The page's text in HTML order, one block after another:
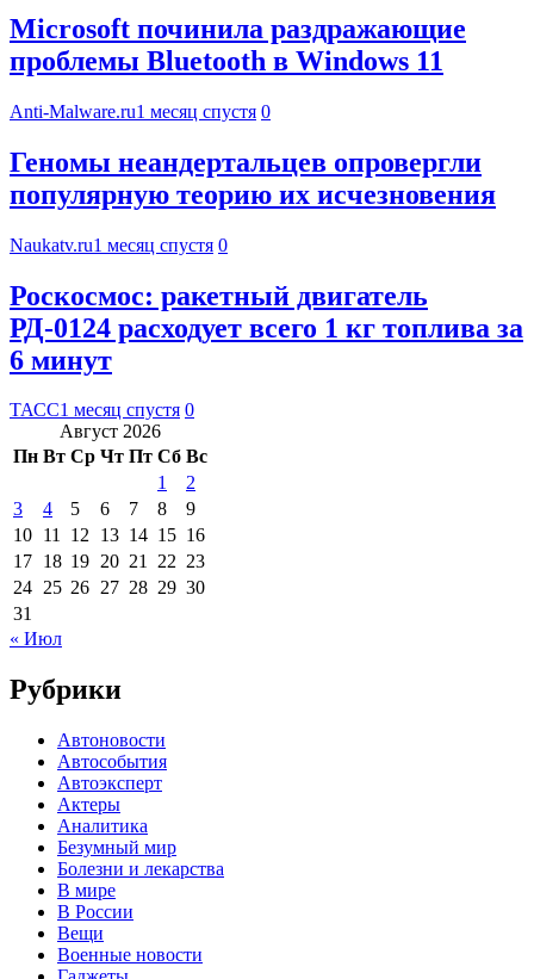
Microsoft починила раздражающие
проблемы Bluetooth в Windows 11
Anti-Malware.ru1 месяц спустя 0
Геномы неандертальцев опровергли
популярную теорию их исчезновения
Naukatv.ru1 месяц спустя 0
Роскосмос: ракетный двигатель
РД-0124 расходует всего 1 кг топлива за
6 минут
ТАСС1 месяц спустя 0
Август 2026
Пн Вт Ср Чт Пт Сб Вс
1
2
3
4 5 6 7 8
9
10 11 12 13 14 15 16
17 18 19 20 21 22 23
24 25 26 27 28 29 30
31
« Июл
Рубрики
Автоновости
Автособытия
Автоэксперт
Актеры
Аналитика
Безумный мир
Болезни и лекарства
В мире
В России
Вещи
Военные новости